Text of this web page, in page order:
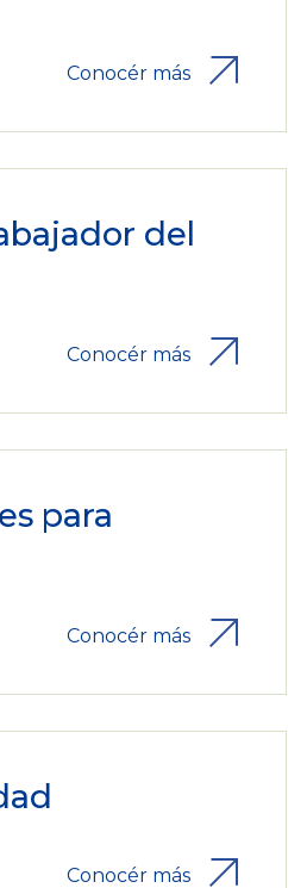
Conocér más
del
Conocér más
para
Conocér más
Conocér más